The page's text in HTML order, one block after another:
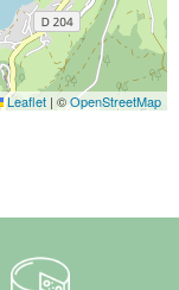
Leaflet | ©OpenStreetMap